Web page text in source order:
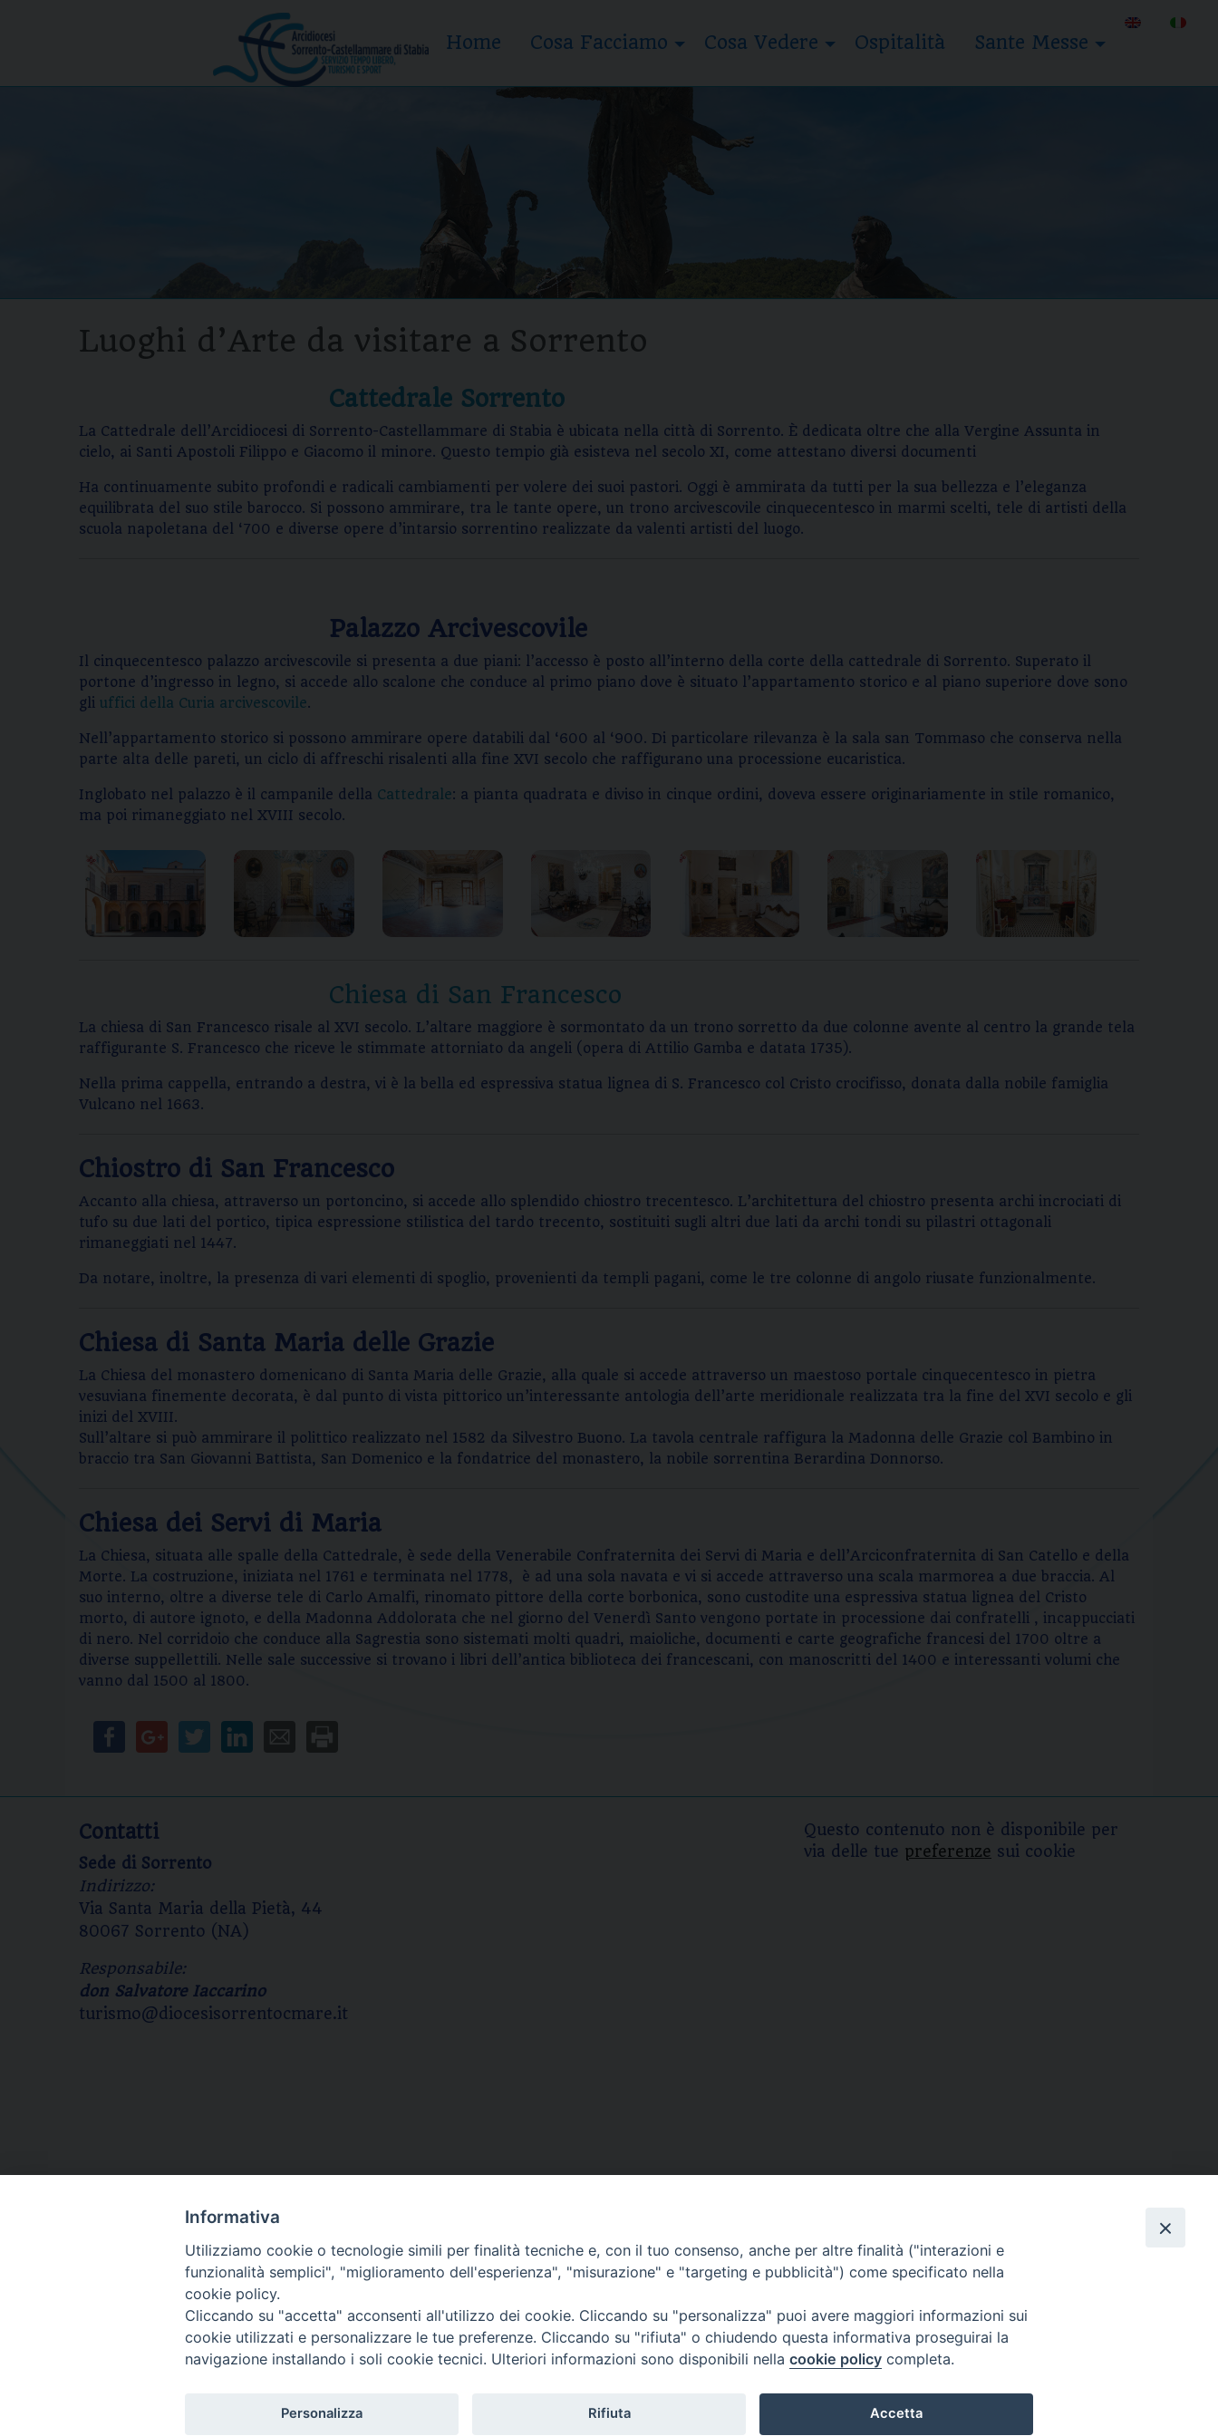
Home Cosa Facciamo Cosa Vedere Ospitalità Sante Messe
Luoghi d’Arte da visitare a Sorrento
Cattedrale Sorrento
La Cattedrale dell’Arcidiocesi di Sorrento-Castellammare di Stabia è ubicata nella città di Sorrento. È dedicata oltre che alla Vergine Assunta in
cielo, ai Santi Apostoli Filippo e Giacomo il minore. Questo tempio già esisteva nel secolo XI, come attestano diversi documenti
Ha continuamente subito profondi e radicali cambiamenti per volere dei suoi pastori. Oggi è ammirata da tutti per la sua bellezza e l’eleganza
equilibrata del suo stile barocco. Si possono ammirare, tra le tante opere, un trono arcivescovile cinquecentesco in marmi scelti, tele di artisti della
scuola napoletana del ‘700 e diverse opere d’intarsio sorrentino realizzate da valenti artisti del luogo.
Palazzo Arcivescovile
Il cinquecentesco palazzo arcivescovile si presenta a due piani: l’accesso è posto all’interno della corte della cattedrale di Sorrento. Superato il
portone d’ingresso in legno, si accede allo scalone che conduce al primo piano dove è situato l’appartamento storico e al piano superiore dove sono
gli uffici della Curia arcivescovile.
Nell’appartamento storico si possono ammirare opere databili dal ‘600 al ‘900. Di particolare rilevanza è la sala san Tommaso che conserva nella
parte alta delle pareti, un ciclo di affreschi risalenti alla fine XVI secolo che raffigurano una processione eucaristica.
Inglobato nel palazzo è il campanile della Cattedrale: a pianta quadrata e diviso in cinque ordini, doveva essere originariamente in stile romanico,
ma poi rimaneggiato nel XVIII secolo.
Chiesa di San Francesco
La chiesa di San Francesco risale al XVI secolo. L’altare maggiore è sormontato da un trono sorretto da due colonne avente al centro la grande tela
raffigurante S. Francesco che riceve le stimmate attorniato da angeli (opera di Attilio Gamba e datata 1735).
Nella prima cappella, entrando a destra, vi è la bella ed espressiva statua lignea di S. Francesco col Cristo crocifisso, donata dalla nobile famiglia
Vulcano nel 1663.
Chiostro di San Francesco
Accanto alla chiesa, attraverso un portoncino, si accede allo splendido chiostro trecentesco. L’architettura del chiostro presenta archi incrociati di
tufo su due lati del portico, tipica espressione stilistica del tardo trecento, sostituiti sugli altri due lati da archi tondi su pilastri ottagonali
rimaneggiati nel 1447.
Da notare, inoltre, la presenza di vari elementi di spoglio, provenienti da templi pagani, come le tre colonne di angolo riusate funzionalmente.
Chiesa di Santa Maria delle Grazie
La Chiesa del monastero domenicano di Santa Maria delle Grazie, alla quale si accede attraverso un maestoso portale cinquecentesco in pietra
vesuviana finemente decorata, è dal punto di vista pittorico un’interessante antologia dell’arte meridionale realizzata tra la fine del XVI secolo e gli
inizi del XVIII.
Sull’altare si può ammirare il polittico realizzato nel 1582 da Silvestro Buono. La tavola centrale raffigura la Madonna delle Grazie col Bambino in
braccio tra San Giovanni Battista, San Do­menico e la fondatrice del monastero, la nobile sorrentina Berardina Donnorso.
Chiesa dei Servi di Maria
La Chiesa, situata alle spalle della Cattedrale, è sede della Venerabile Confraternita dei Servi di Maria e dell’Arciconfraternita di San Catello e della
Morte. La costruzione, iniziata nel 1761 e terminata nel 1778, è ad una sola navata e vi si accede attraverso una scala marmorea a due braccia. Al
suo interno, oltre a diverse tele di Carlo Amalfi, rinomato pittore della corte borbonica, sono custodite una espressiva statua lignea del Cristo
morto, di autore ignoto, e della Madonna Addolorata che nel giorno del Venerdì Santo vengono portate in processione dai confratelli , incappucciati
di nero. Nel corridoio che conduce alla Sagrestia sono sistemati molti quadri, maioliche, documenti e carte geografiche francesi del 1700 oltre a
diverse suppellettili. Nelle sale successive si trovano i libri dell’antica biblioteca dei francescani, con manoscritti del 1400 e interessanti volumi che
vanno dal 1500 al 1800.
Contatti
Sede di Sorrento
Indirizzo:
Via Santa Maria della Pietà, 44
80067 Sorrento (NA)
Responsabile:
don Salvatore Iaccarino
turismo@diocesisorrentocmare.it
Questo contenuto non è disponibile per
via delle tue preferenze sui cookie
Informativa
Utilizziamo cookie o tecnologie simili per finalità tecniche e, con il tuo consenso, anche per altre finalità ("interazioni e
funzionalità semplici", "miglioramento dell'esperienza", "misurazione" e "targeting e pubblicità") come specificato nella
cookie policy.
Cliccando su "accetta" acconsenti all'utilizzo dei cookie. Cliccando su "personalizza" puoi avere maggiori informazioni sui
cookie utilizzati e personalizzare le tue preferenze. Cliccando su "rifiuta" o chiudendo questa informativa proseguirai la
navigazione installando i soli cookie tecnici. Ulteriori informazioni sono disponibili nella cookie policy completa.
Personalizza Rifiuta Accetta